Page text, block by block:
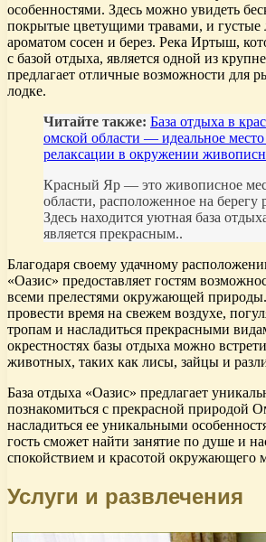
особенностями. Здесь можно увидеть
покрытые цветущими травами, и густые
ароматом сосен и берез. Река Иртыш,
с базой отдыха, является одной из
предлагает отличные возможности для
лодке.
Читайте также: База отдыха в
омской области — идеальное
релаксации в окружении
Красный Яр — это живописное
области, расположенное на
Здесь находится уютная база
является прекрасным..
Благодаря своему удачному
«Оазис» предоставляет гостям
всеми прелестями окружающей
провести время на свежем воздухе,
тропам и насладиться прекрасными
окрестностях базы отдыха можно
животных, таких как лисы, зайцы и
База отдыха «Оазис» предлагает
познакомиться с прекрасной природой
насладиться ее уникальными
гость сможет найти занятие по душе и
спокойствием и красотой окружающего
Услуги и развлечения